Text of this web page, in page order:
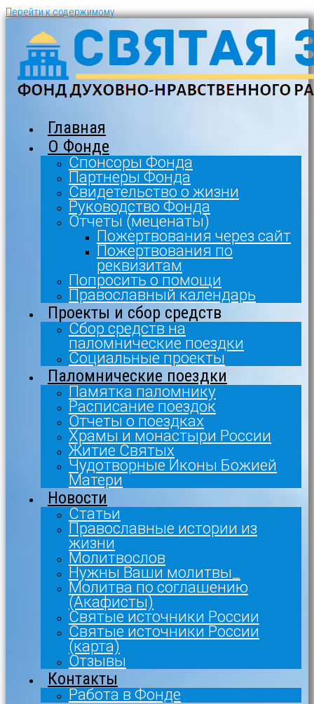
Перейти к содержимому
Главная
О Фонде
Спонсоры Фонда
Партнеры Фонда
Свидетельство о жизни
Руководство Фонда
Отчеты (меценаты)
Пожертвования через сайт
Пожертвования по
реквизитам
Попросить о помощи
Православный календарь
Проекты и сбор средств
Сбор средств на
паломнические поездки
Социальные проекты
Паломнические поездки
Памятка паломнику
Расписание поездок
Отчеты о поездках
Храмы и монастыри России
Житие Святых
Чудотворные Иконы Божией
Матери
Новости
Статьи
Православные истории из
жизни
Молитвослов
Нужны Ваши молитвы_
Молитва по соглашению
(Акафисты)
Святые источники России
Святые источники России
(карта)
Отзывы
Контакты
Работа в Фонде